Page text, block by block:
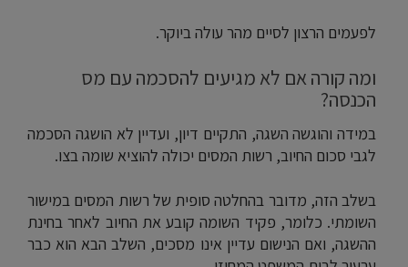
לפעמים הרצון לסיים מהר עולה ביוקר.
ומה קורה אם לא מגיעים להסכמה עם מס
הכנסה?
במידה והוגשה השגה, התקיים דיון, ועדיין לא הושגה הסכמה
לגבי סכום החיוב, רשות המסים יכולה להוציא שומה בצו.
בשלב הזה, מדובר בהחלטה סופית של רשות המסים במישור
השומתי. כלומר, פקיד השומה קובע את החיוב לאחר בחינת
ההשגה, ואם הנישום עדיין אינו מסכים, השלב הבא הוא כבר